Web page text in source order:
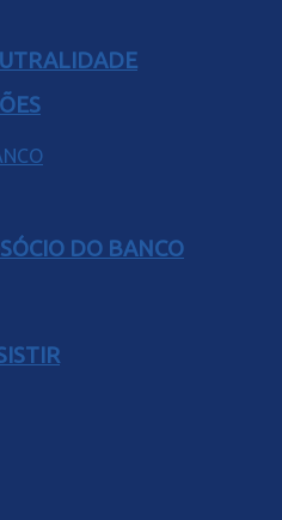
DO BANCO